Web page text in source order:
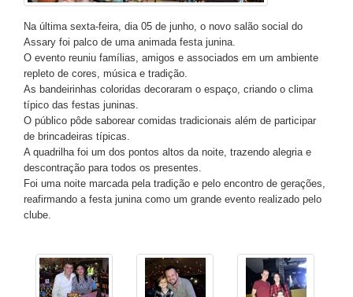
Na última sexta-feira, dia 05 de junho, o novo salão social do
Assary foi palco de uma animada festa junina.
O evento reuniu famílias, amigos e associados em um ambiente
repleto de cores, música e tradição.
As bandeirinhas coloridas decoraram o espaço, criando o clima
típico das festas juninas.
O público pôde saborear comidas tradicionais além de participar
de brincadeiras típicas.
A quadrilha foi um dos pontos altos da noite, trazendo alegria e
descontração para todos os presentes.
Foi uma noite marcada pela tradição e pelo encontro de gerações,
reafirmando a festa junina como um grande evento realizado pelo
clube.